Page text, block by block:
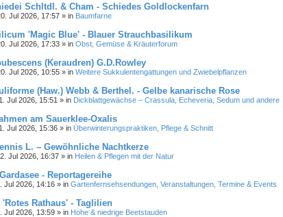
Schltdl. & Cham - Schiedes Goldlockenfarn
Jul 2026, 17:57 » in Baumfarne
'Magic Blue' - Blauer Strauchbasilikum
Jul 2026, 17:33 » in Obst, Gemüse & Kräuterforum
(Keraudren) G.D.Rowley
Jul 2026, 10:55 » in Weitere Sukkulentengattungen und Zwiebelpflanzen
(Haw.) Webb & Berthel. - Gelbe kanarische Rose
Jul 2026, 15:51 » in Dickblattgewächse – Crassula, Echeveria, Sedum und andere
am Sauerklee-Oxalis
Jul 2026, 15:36 » in Überwinterungspraktiken, Pflege & Schnitt
L. – Gewöhnliche Nachtkerze
Jul 2026, 16:37 » in Heilen & Pflegen mit der Natur
- Reportagereihe
Jul 2026, 14:16 » in Gartenfernsehsendungen, Veranstaltungen, Termine & Events
Rathaus' - Taglilien
Jul 2026, 13:59 » in Hohe & niedrige Beetstauden